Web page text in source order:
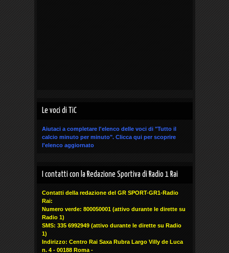
Le voci di TiC
Aiutaci a completare l'elenco delle voci di "Tutto il
calcio minuto per minuto". Clicca quiper scoprire
l'elenco aggiornato
I contatti con la Redazione Sportiva di Radio 1 Rai
Contatti della redazione del GR SPORT-GR1-Radio
Rai:
Numero verde: 800050001 (attivo durante le dirette su
Radio 1)
SMS: 335 6992949 (attivo durante le dirette su Radio
1)
Indirizzo: Centro Rai Saxa Rubra Largo Villy de Luca
n. 4 - 00188 Roma -